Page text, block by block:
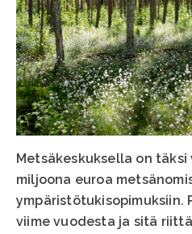
Metsäkeskuksella on täksi
miljoona euroa
ympäristötukisopimuksiin.
viime vuodesta ja sitä